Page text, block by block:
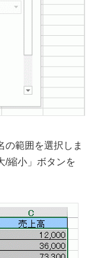
の範囲を選択しま
/縮小」ボタンを